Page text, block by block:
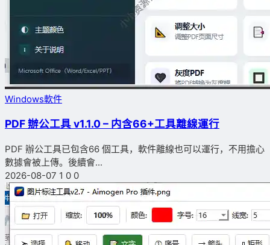
Windows軟件
PDF 辦公工具 v1.1.0 – 内含66+工具離線運行
PDF 辦公工具已包含66 個工具，軟件離線也可以運行，不用擔心
數據會被上傳。後續會...
2026-08-07 1 0 0